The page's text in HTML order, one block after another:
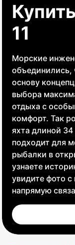
11
Морские
объединились,
основу
выбора
отдыха с
комфорт. Так
яхта длиной
подходит для
рыбалки в
узнаете
увидите фото
напрямую